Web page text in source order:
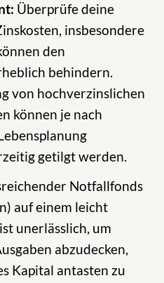
Überprüfe deine
insbesondere
den
behindern.
von hochverzinslichen
können je nach
getilgt werden.
Notfallfonds
auf einem leicht
unerlässlich, um
abzudecken,
Kapital antasten zu